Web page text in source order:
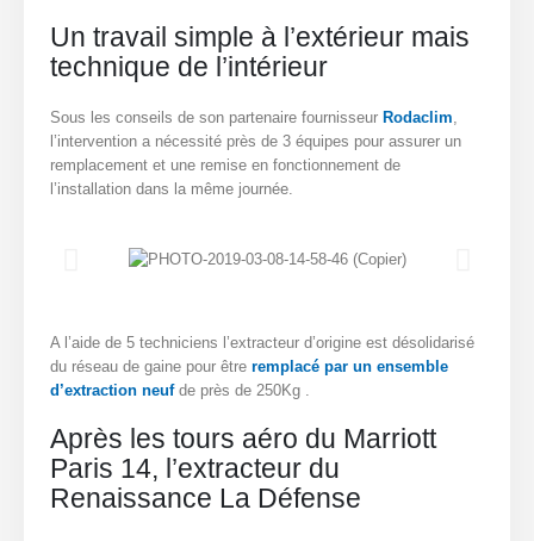
Un travail simple à l’extérieur mais
technique de l’intérieur
Sous les conseils de son partenaire fournisseur Rodaclim
l’intervention a nécessité près de 3 équipes pour assurer un
remplacement et une remise en fonctionnement de
l’installation dans la même journée.
A l’aide de 5 techniciens l’extracteur d’origine est désolidarisé
du réseau de gaine pour êtreremplacé par un ensemble
d’extraction neuf de près de 250Kg .
Après les tours aéro du Marriott
Paris 14, l’extracteur du
Renaissance La Défense